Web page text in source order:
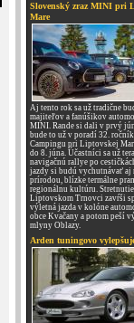
Slovenský zraz MINI pri
Mare
Aj tento rok sa už tradične
majiteľov a fanúšikov
MINI. Rande si dali v prvý
bude to už v poradí 32.
Campingu pri Liptovskej
do 8. júna. Účastníci sa už
navigačnú rallye po
jazdy si budú vychutnávať aj
prírodou, blízke termálne
regionálnu kultúru.
Liptovskom Trnovci zavŕši
výletná jazda v kolóne
obce Kvačany a potom peší
mlyny Oblazy.
Arden tuningovo